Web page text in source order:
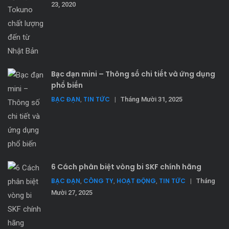
23, 2020
Bạc đạn mini – Thông số chi tiết và ứng dụng
phổ biến
BẠC ĐẠN, TIN TỨC | Tháng Mười 31, 2025
6 Cách phân biệt vòng bi SKF chính hãng
BẠC ĐẠN, CÔNG TY, HOẠT ĐỘNG, TIN TỨC |
Tháng
Mười 27, 2025